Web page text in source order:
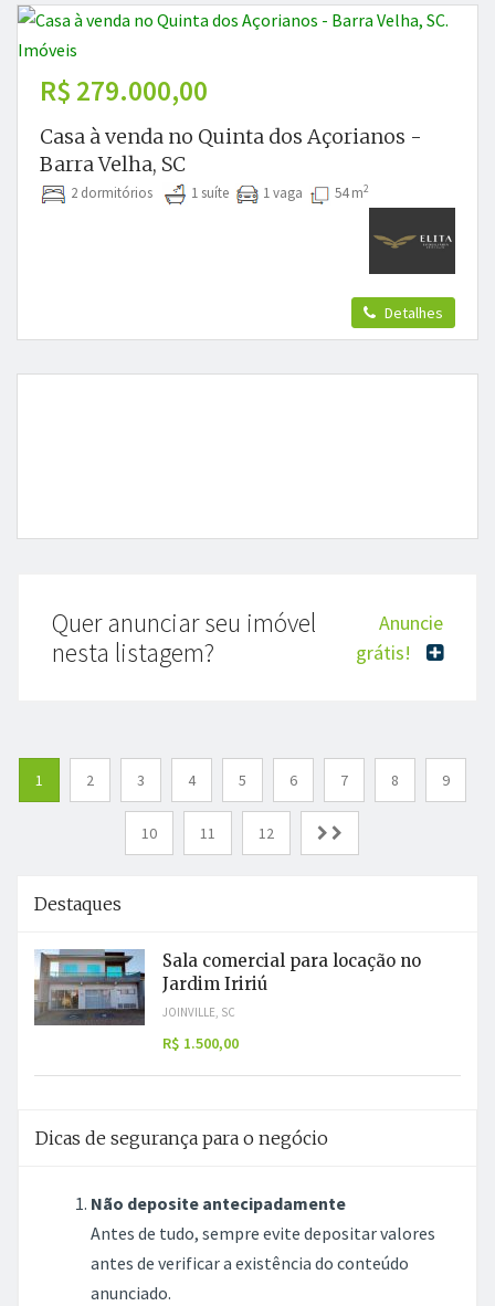
R$ 279.000,00
Casa à venda no Quinta dos Açorianos -
Barra Velha, SC
2 dormitórios 1 suíte 1 vaga 54 m2
Detalhes
Quer anunciar seu imóvel
nesta listagem?
Anuncie
grátis!
1 2 3 4 5 6 7 8 9
10 11 12
Destaques
Sala comercial para locação no
Jardim Iririú
JOINVILLE, SC
R$ 1.500,00
Dicas de segurança para o negócio
Não deposite antecipadamente
Antes de tudo, sempre evite depositar valores
antes de verificar a existência do conteúdo
anunciado.